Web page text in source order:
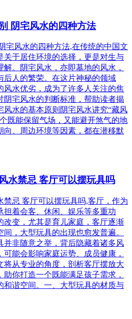
阴宅风水的四种方法
宅风水的四种方法,在传统的中国文
关于居住环境的选择，更是对生与
。阴宅风水，亦即墓地的风水，
后人的繁荣。在这片神秘的领域
风水优劣，成为了许多人关注的焦
阴宅风水的判断标准，帮助读者揭
风水的基本原则阴宅风水讲究“藏风
既能保留气场，又能避开煞气的地
向、周边环境等因素，都在潜移默
水禁忌 客厅可以摆玩具吗
禁忌 客厅可以摆玩具吗,客厅，作为
担着会客、休闲、娱乐等多重功
改变，尤其是育儿家庭，客厅逐渐
，大型玩具的出现也愈发普遍。
并非随意之举，背后隐藏着诸多风
可能会影响家庭运势、成员健康，
将从专业的角度，剖析客厅摆放大
你打造一个既能满足孩子需求，
和谐空间。一、大型玩具的材质与